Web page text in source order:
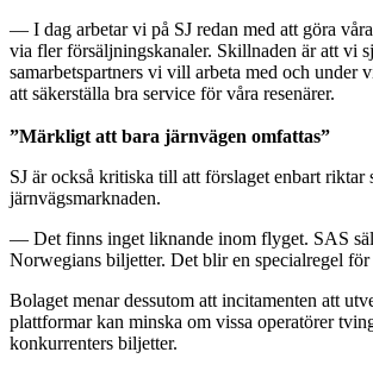
— I dag arbetar vi på SJ redan med att göra
via fler försäljningskanaler. Skillnaden är att vi
samarbetspartners vi vill arbeta med och under
att säkerställa bra service för våra resenärer.
”Märkligt att bara järnvägen omfattas”
SJ är också kritiska till att förslaget enbart riktar
järnvägsmarknaden.
— Det finns inget liknande inom flyget. SAS
Norwegians biljetter. Det blir en specialregel för
Bolaget menar dessutom att incitamenten att
plattformar kan minska om vissa operatörer
konkurrenters biljetter.